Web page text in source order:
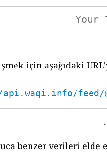
için aşağıdaki
feed/
.
benzer verileri elde